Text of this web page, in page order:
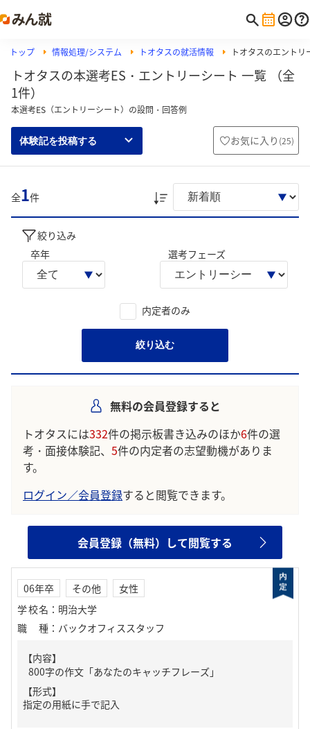
トップ 情報処理/システム トオタスの就活情報 トオタスのエントリ
トオタスの本選考ES・エントリーシート 一覧 （全
1件）
本選考ES（エントリーシート）の設問・回答例
体験記を投稿する お気に入り (25)
全1件
絞り込み
卒年
選考フェーズ
内定者のみ
絞り込む
無料の会員登録すると
トオタスには332件の掲示板書き込みのほか6件の選
考・面接体験記、 5件の内定者の志望動機がありま
す。
ログイン／会員登録すると閲覧できます。
会員登録（無料）して閲覧する
06年卒 その他
女性
学校名 ： 明治大学
職種 ： バックオフィススタッフ
【内容】
800字の作文「あなたのキャッチフレーズ」
【形式】
指定の用紙に手で記入